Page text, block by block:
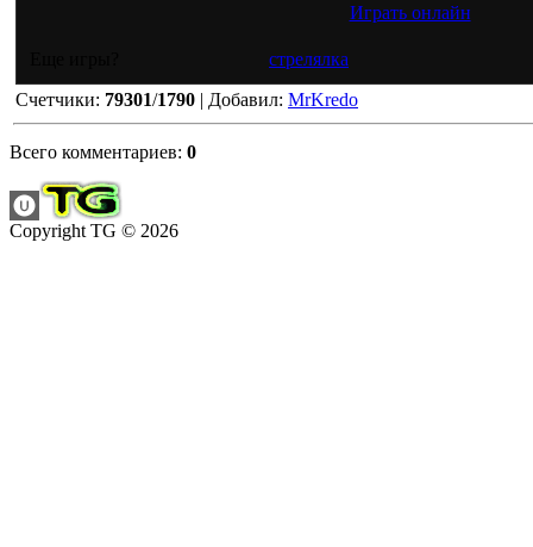
Играть онлайн
стрелялка
Счетчики: 79301/1790 | Добавил: MrKredo
Всего комментариев: 0
Copyright TG © 2026